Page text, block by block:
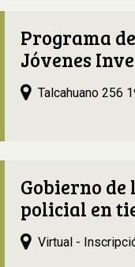
Programa
Jóvenes
Talcahuano 256
Gobierno
policial en
Virtual -